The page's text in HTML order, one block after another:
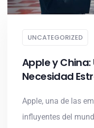
UNCATEGORIZED
Apple y China:
Necesidad
Apple, una de las
influyentes del